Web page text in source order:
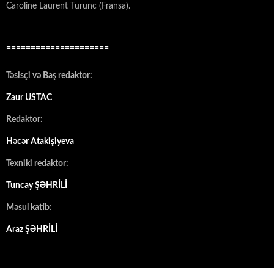
Caroline Laurent Turunc (Fransa).
=====================
Təsisçi və Baş redaktor:
Zaur USTAC
Redaktor:
Həcər Atakişiyeva
Texniki redaktor:
Tuncay ŞƏHRİLİ
Məsul katib:
Araz ŞƏHRİLİ